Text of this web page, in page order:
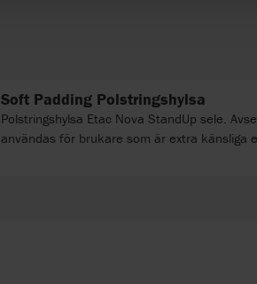
Soft Padding Polstringshylsa
Polstringshylsa Etac Nova StandUp sele.
användas för brukare som är extra känsliga